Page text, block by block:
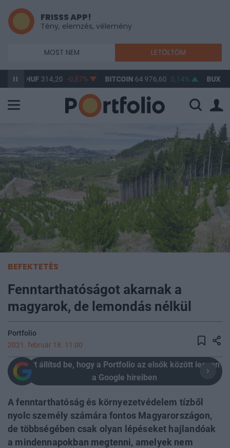
FRISSS APP!
Tény, elemzés, vélemény
MOST NEM LETÖLTÖM
HUF 314,20 -0,87% BITCOIN64 976,60 0,14% BUX 148
BEFEKTETÉS
Fenntarthatóságot akarnak a
magyarok, de lemondás nélkül
Portfolio
2021. február 18. 11:00
Itt állítsd be, hogy a Portfolio az elsők között legyen
a Google híreiben
A fenntarthatóság és környezetvédelem tízből
nyolc személy számára fontos Magyarországon,
de többségében csak olyan lépéseket hajlandóak
a mindennapokban megtenni, amelyek nem